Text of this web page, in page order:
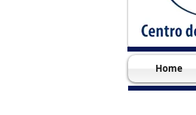
Home